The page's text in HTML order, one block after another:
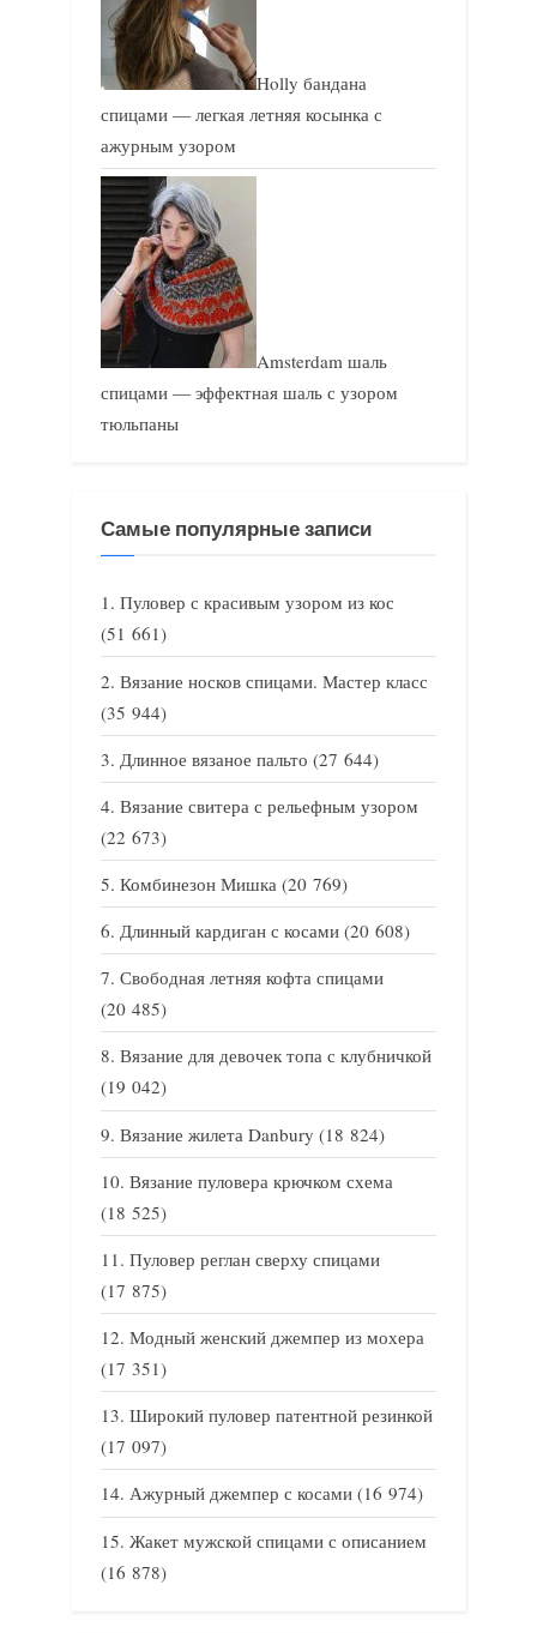
Holly бандана
спицами — легкая летняя косынка с
ажурным узором
Amsterdam шаль
спицами — эффектная шаль с узором
тюльпаны
Самые популярные записи
Пуловер с красивым узором из кос
(51 661)
Вязание носков спицами. Мастер класс
(35 944)
Длинное вязаное пальто (27 644)
Вязание свитера с рельефным узором
(22 673)
Комбинезон Мишка (20 769)
Длинный кардиган с косами (20 608)
Свободная летняя кофта спицами
(20 485)
Вязание для девочек топа с клубничкой
(19 042)
Вязание жилета Danbury (18 824)
Вязание пуловера крючком схема
(18 525)
Пуловер реглан сверху спицами
(17 875)
Модный женский джемпер из мохера
(17 351)
Широкий пуловер патентной резинкой
(17 097)
Ажурный джемпер с косами (16 974)
Жакет мужской спицами с описанием
(16 878)